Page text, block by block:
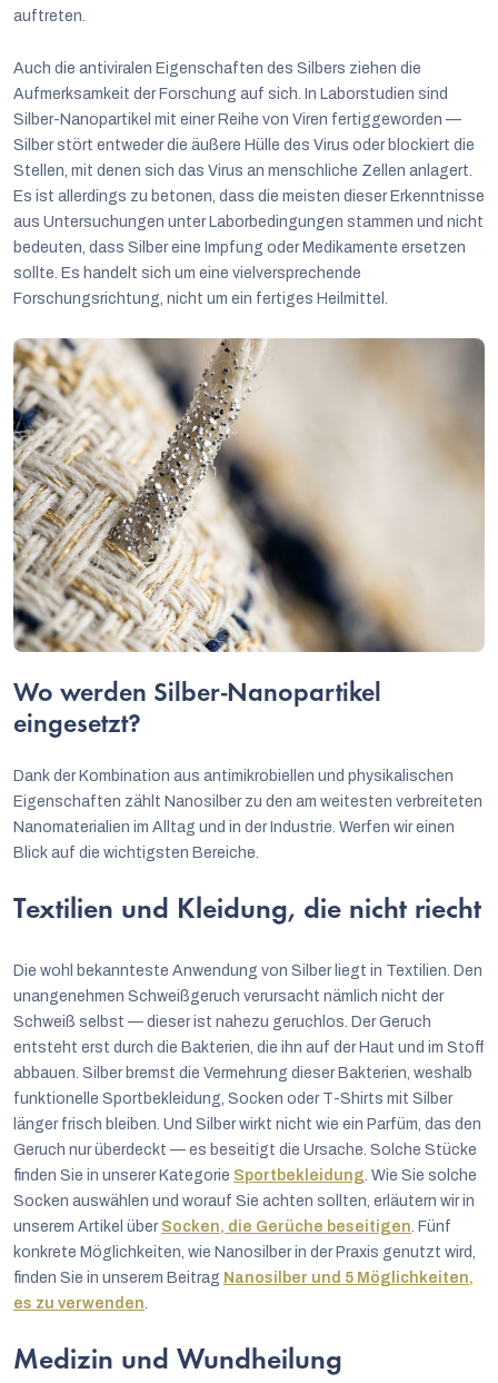
auftreten.
Auch die antiviralen Eigenschaften des Silbers ziehen die
Aufmerksamkeit der Forschung auf sich. In Laborstudien sind
Silber-Nanopartikel mit einer Reihe von Viren fertiggeworden —
Silber stört entweder die äußere Hülle des Virus oder blockiert die
Stellen, mit denen sich das Virus an menschliche Zellen anlagert.
Es ist allerdings zu betonen, dass die meisten dieser Erkenntnisse
aus Untersuchungen unter Laborbedingungen stammen und nicht
bedeuten, dass Silber eine Impfung oder Medikamente ersetzen
sollte. Es handelt sich um eine vielversprechende
Forschungsrichtung, nicht um ein fertiges Heilmittel.
Wo werden Silber-Nanopartikel
eingesetzt?
Dank der Kombination aus antimikrobiellen und physikalischen
Eigenschaften zählt Nanosilber zu den am weitesten verbreiteten
Nanomaterialien im Alltag und in der Industrie. Werfen wir einen
Blick auf die wichtigsten Bereiche.
Textilien und Kleidung, die nicht riecht
Die wohl bekannteste Anwendung von Silber liegt in Textilien. Den
unangenehmen Schweißgeruch verursacht nämlich nicht der
Schweiß selbst — dieser ist nahezu geruchlos. Der Geruch
entsteht erst durch die Bakterien, die ihn auf der Haut und im Stoff
abbauen. Silber bremst die Vermehrung dieser Bakterien, weshalb
funktionelle Sportbekleidung, Socken oder T-Shirts mit Silber
länger frisch bleiben. Und Silber wirkt nicht wie ein Parfüm, das den
Geruch nur überdeckt — es beseitigt die Ursache. Solche Stücke
finden Sie in unserer Kategorie Sportbekleidung. Wie Sie solche
Socken auswählen und worauf Sie achten sollten, erläutern wir in
unserem Artikel über Socken, die Gerüche beseitigen. Fünf
konkrete Möglichkeiten, wie Nanosilber in der Praxis genutzt wird,
finden Sie in unserem Beitrag Nanosilber und 5 Möglichkeiten,
es zu verwenden.
Medizin und Wundheilung